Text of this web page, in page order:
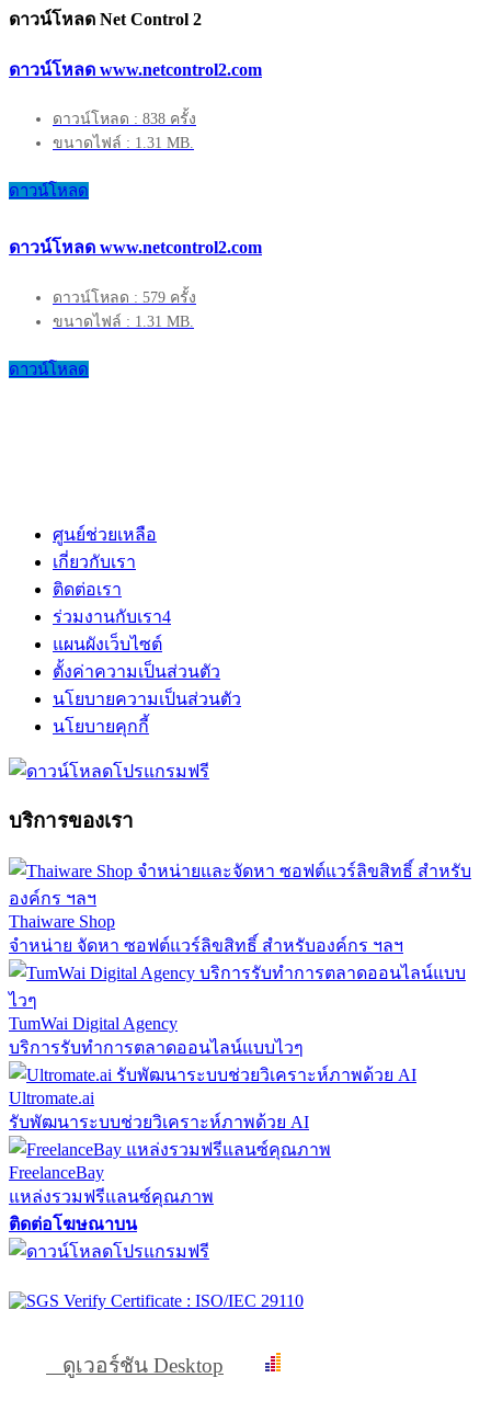
ดาวน์โหลด Net Control 2
ดาวน์โหลด www.netcontrol2.com
ดาวน์โหลด : 838 ครั้ง
ขนาดไฟล์ : 1.31 MB.
ดาวน์โหลด
ดาวน์โหลด www.netcontrol2.com
ดาวน์โหลด : 579 ครั้ง
ขนาดไฟล์ : 1.31 MB.
ดาวน์โหลด
ศูนย์ช่วยเหลือ
เกี่ยวกับเรา
ติดต่อเรา
ร่วมงานกับเรา4
แผนผังเว็บไซต์
ตั้งค่าความเป็นส่วนตัว
นโยบายความเป็นส่วนตัว
นโยบายคุกกี้
บริการของเรา
Thaiware Shop
จำหน่าย จัดหา ซอฟต์แวร์ลิขสิทธิ์ สำหรับองค์กร ฯลฯ
TumWai Digital Agency
บริการรับทำการตลาดออนไลน์แบบไวๆ
Ultromate.ai
รับพัฒนาระบบช่วยวิเคราะห์ภาพด้วย AI
FreelanceBay
แหล่งรวมฟรีแลนซ์คุณภาพ
ติดต่อโฆษณาบน
ดูเวอร์ชัน Desktop